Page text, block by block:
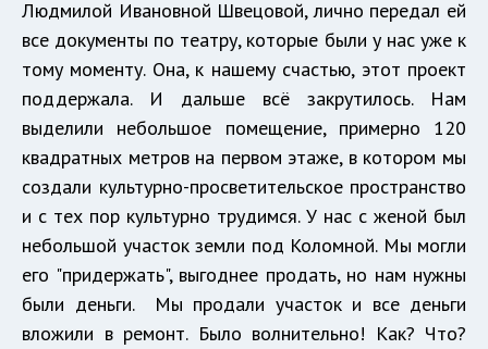
Людмилой Ивановной Швецовой, лично передал ей
все документы по театру, которые были у нас уже к
тому моменту. Она, к нашему счастью, этот проект
поддержала. И дальше всё закрутилось. Нам
выделили небольшое помещение, примерно 120
квадратных метров на первом этаже, в котором мы
создали культурно-просветительское пространство
и с тех пор культурно трудимся. У нас с женой был
небольшой участок земли под Коломной. Мы могли
его "придержать", выгоднее продать, но нам нужны
были деньги. Мы продали участок и все деньги
вложили в ремонт. Было волнительно! Как? Что?